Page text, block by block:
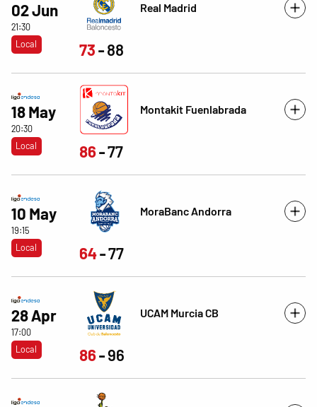
02 Jun
21:30
Local
Real Madrid
73 88
18 May
20:30
Local
Montakit Fuenlabrada
86 77
10 May
19:15
Local
MoraBanc Andorra
64 77
28 Apr
17:00
Local
UCAM Murcia CB
86 96